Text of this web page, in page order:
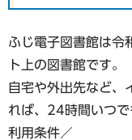
ふじ電子図書館は令
ト上の図書館です。
自宅や外出先など、
れば、24時間いつで
利用条件／